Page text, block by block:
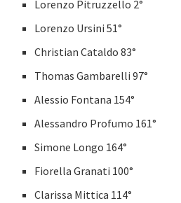
Lorenzo Pitruzzello 2°
Lorenzo Ursini 51°
Christian Cataldo 83°
Thomas Gambarelli 97°
Alessio Fontana 154°
Alessandro Profumo 161°
Simone Longo 164°
Fiorella Granati 100°
Clarissa Mittica 114°